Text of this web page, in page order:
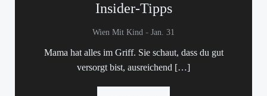
Insider-Tipps
Wien Mit Kind - Jan. 31
Mama hat alles im Griff. Sie schaut, dass du gut
versorgt bist, ausreichend […]